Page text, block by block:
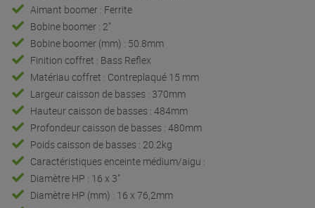
Aimant boomer : Ferrite
Bobine boomer : 2"
Bobine boomer (mm) : 50.8mm
Finition coffret : Bass Reflex
Matériau coffret : Contreplaqué 15 mm
Largeur caisson de basses : 370mm
Hauteur caisson de basses : 484mm
Profondeur caisson de basses : 480mm
Poids caisson de basses : 20.2kg
Caractéristiques enceinte médium/aigu :
Diamètre HP : 16 x 3"
Diamètre HP (mm) : 16 x 76,2mm